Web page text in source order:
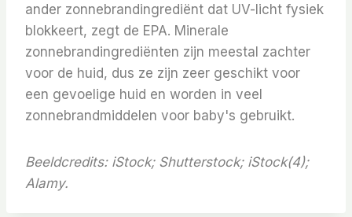
ander zonnebrandingrediënt dat UV-licht fysiek
blokkeert, zegt de EPA. Minerale
zonnebrandingrediënten zijn meestal zachter
voor de huid, dus ze zijn zeer geschikt voor
een gevoelige huid en worden in veel
zonnebrandmiddelen voor baby's gebruikt.
Beeldcredits: iStock; Shutterstock; iStock(4);
Alamy.